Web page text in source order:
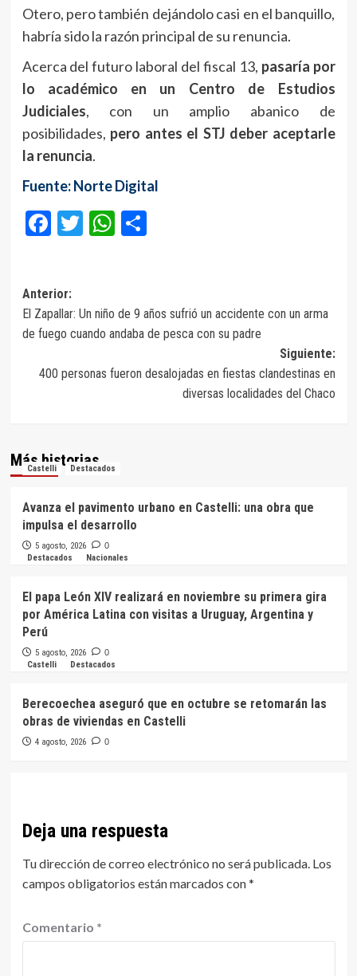
Otero, pero también dejándolo casi en el banquillo,
habría sido la razón principal de su renuncia.
Acerca del futuro laboral del fiscal 13, pasaría por
lo académico en un Centro de Estudios
Judiciales, con un amplio abanico de
posibilidades, pero antes el STJ deber aceptarle
la renuncia.
Fuente: Norte Digital
Facebook
Twitter
WhatsApp
Compartir
Navegación
de
entradas
Anterior:
El Zapallar: Un niño de 9 años sufrió un accidente con un arma
de fuego cuando andaba de pesca con su padre
Siguiente:
400 personas fueron desalojadas en fiestas clandestinas en
diversas localidades del Chaco
Más historias
Castelli Destacados
Avanza el pavimento urbano en Castelli: una obra que
impulsa el desarrollo
5 agosto, 2026 0
Destacados Nacionales
El papa León XIV realizará en noviembre su primera gira
por América Latina con visitas a Uruguay, Argentina y
Perú
5 agosto, 2026 0
Castelli Destacados
Berecoechea aseguró que en octubre se retomarán las
obras de viviendas en Castelli
4 agosto, 2026 0
Deja una respuesta
Tu dirección de correo electrónico no será publicada. Los
campos obligatorios están marcados con*
Comentario *